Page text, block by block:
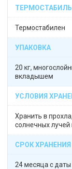
Термостабилен
УПАКОВКА
20 кг,
вкладышем
УСЛОВИЯ
Хранить в
солнечных лучей
СРОК ХРАНЕНИЯ
24 месяца с